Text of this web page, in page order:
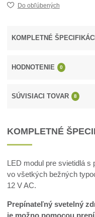
Do obľúbených
KOMPLETNÉ
HODNOTENIE 0
SÚVISIACI TOVAR 8
KOMPLETNÉ
LED modul pre svietidlá s
vo všetkých bežných
12 V AC.
Prepínateľný svetelný
je možno pomocou